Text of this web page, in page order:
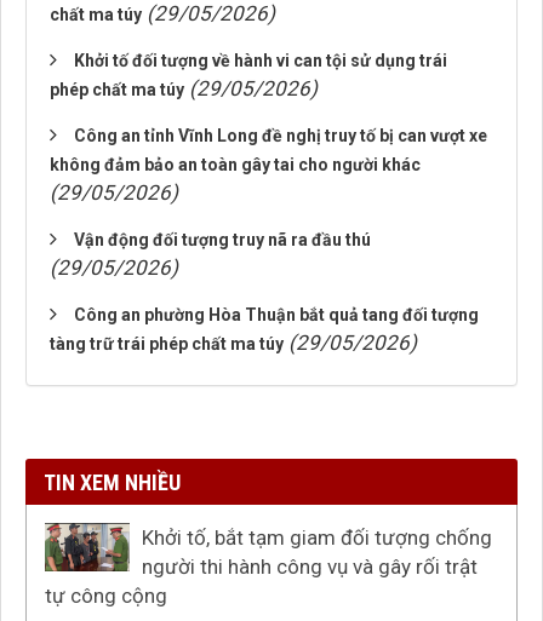
chất ma túy (29/05/2026)
Khởi tố đối tượng về hành vi can tội sử dụng trái
phép chất ma túy (29/05/2026)
Công an tỉnh Vĩnh Long đề nghị truy tố bị can vượt xe
không đảm bảo an toàn gây tai cho người khác
(29/05/2026)
Vận động đối tượng truy nã ra đầu thú
(29/05/2026)
Công an phường Hòa Thuận bắt quả tang đối tượng
tàng trữ trái phép chất ma túy (29/05/2026)
TIN XEM NHIỀU
Khởi tố, bắt tạm giam đối tượng chống
người thi hành công vụ và gây rối trật
tự công cộng